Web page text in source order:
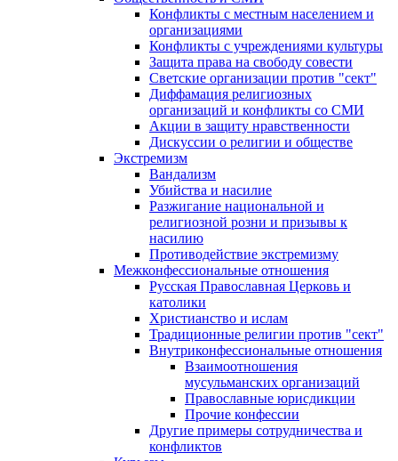
Конфликты с местным населением и
организациями
Конфликты с учреждениями культуры
Защита права на свободу совести
Светские организации против "сект"
Диффамация религиозных
организаций и конфликты со СМИ
Акции в защиту нравственности
Дискуссии о религии и обществе
Экстремизм
Вандализм
Убийства и насилие
Разжигание национальной и
религиозной розни и призывы к
насилию
Противодействие экстремизму
Межконфессиональные отношения
Русская Православная Церковь и
католики
Христианство и ислам
Традиционные религии против "сект"
Внутриконфессиональные отношения
Взаимоотношения
мусульманских организаций
Православные юрисдикции
Прочие конфессии
Другие примеры сотрудничества и
конфликтов